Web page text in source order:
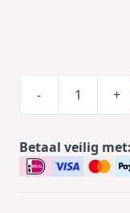
- +
Betaal veilig met: